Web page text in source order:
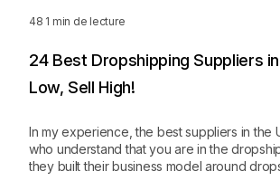
48 1 min de lecture
24 Best Dropshipping Suppliers
Low, Sell High!
In my experience, the best suppliers in the
who understand that you are in the
they built their business model around